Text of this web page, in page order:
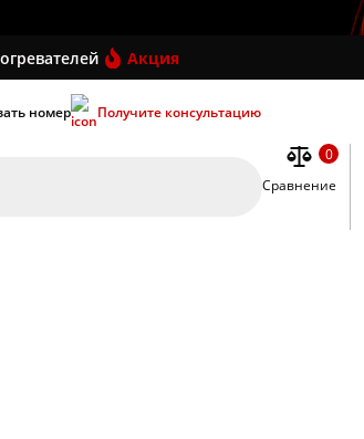
Акция
номер Получите консультацию
Сравнение
0